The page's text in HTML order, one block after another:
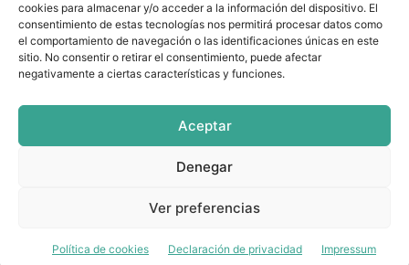
cookies para almacenar y/o acceder a la información del dispositivo. El
consentimiento de estas tecnologías nos permitirá procesar datos como
el comportamiento de navegación o las identificaciones únicas en este
sitio. No consentir o retirar el consentimiento, puede afectar
negativamente a ciertas características y funciones.
Aceptar
Denegar
Ver preferencias
Política de cookies Declaración de privacidad Impressum
aplicaciones que te ayudaran a ser un mejor Djs.
SÍGUENOS
EQUIPAMIENTO EVENTOS
TUTORIALES
© DISCJOCKEYS.ES - ¡Todo lo un Dj necesitar saber!